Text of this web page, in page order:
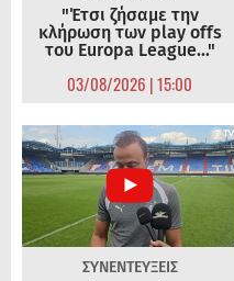
"Έτσι ζήσαμε την
κλήρωση των play offs
του Europa League..."
03/08/2026 | 15:00
ΣΥΝΕΝΤΕΥΞΕΙΣ